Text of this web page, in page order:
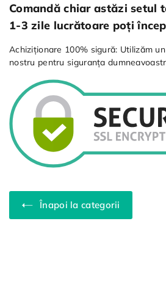
Comandă chiar astăzi setul
1-3 zile lucrătoare poți
Achiziționare 100% sigură: Utilizăm
nostru pentru siguranța
Înapoi la categorii